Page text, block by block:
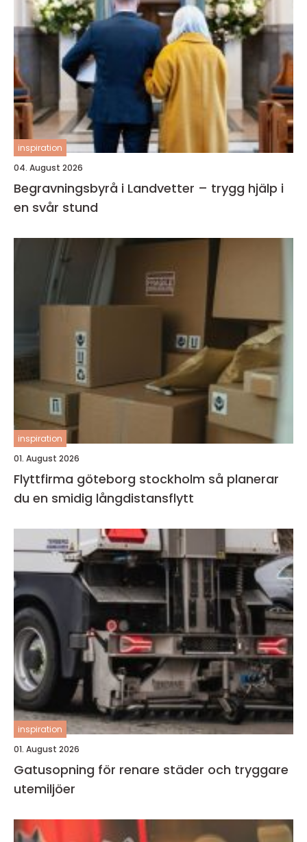
inspiration
04. August 2026
Begravningsbyrå i Landvetter – trygg hjälp i
en svår stund
inspiration
01. August 2026
Flyttfirma göteborg stockholm så planerar
du en smidig långdistansflytt
inspiration
01. August 2026
Gatusopning för renare städer och tryggare
utemiljöer